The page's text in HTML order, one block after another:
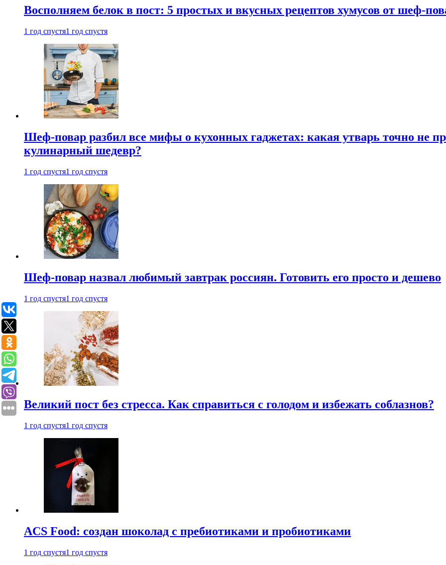
Восполняем белок в пост: 5 простых и вкусных рецептов хумусов от шеф-
1 год спустя1 год спустя
Шеф-повар разбил все мифы о кухонных гаджетах: какая утварь точно не
кулинарный шедевр?
1 год спустя1 год спустя
Шеф-повар назвал любимый завтрак россиян. Готовить его просто и дешево
1 год спустя1 год спустя
Великий пост без стресса. Как справиться с голодом и избежать соблазнов?
1 год спустя1 год спустя
ACS Food: создан шоколад с пребиотиками и пробиотиками
1 год спустя1 год спустя